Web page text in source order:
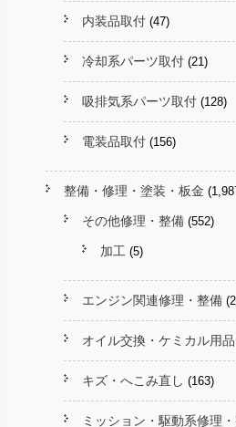
内装品取付 (47)
冷却系パーツ取付 (21)
吸排気系パーツ取付 (128)
電装品取付 (156)
整備・修理・塗装・板金
その他修理・整備 (552)
加工 (5)
エンジン関連修理・整備
オイル交換・ケミカル用品
キズ・へこみ直し (163)
ミッション・駆動系修理